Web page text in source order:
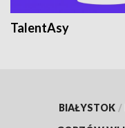
TalentAsy
BIAŁYSTOK /